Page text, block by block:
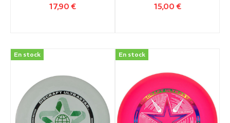
17,90€
15,00€
En stock En stock